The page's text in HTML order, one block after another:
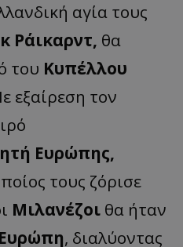
αγία τους
Ράικαρντ, θα
του Κυπέλλου
εξαίρεση τον
Ευρώπης,
τους ζόρισε
Μιλανέζοι θα ήταν
Ευρώπη, διαλύοντας